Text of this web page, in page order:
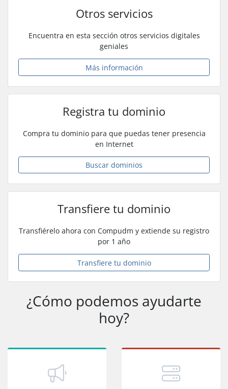
Otros servicios
Encuentra en esta sección otros servicios digitales
geniales
Más información
Registra tu dominio
Compra tu dominio para que puedas tener presencia
en Internet
Buscar dominios
Transfiere tu dominio
Transfiérelo ahora con Compudm y extiende su registro
por 1 año
Transfiere tu dominio
¿Cómo podemos ayudarte
hoy?